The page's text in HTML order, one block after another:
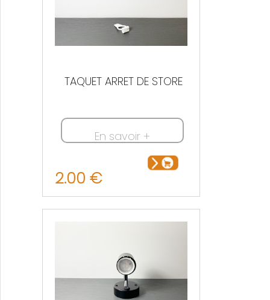
TAQUET ARRET DE STORE
En savoir +
2.00 €